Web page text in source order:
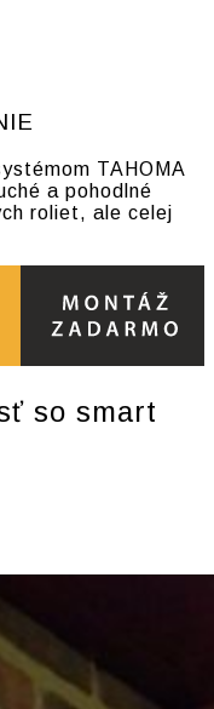
TAHOMA
a pohodlné
roliet, ale celej
so smart